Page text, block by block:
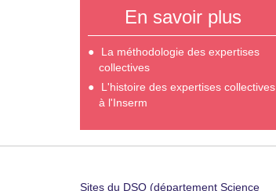
En savoir plus
La méthodologie des expertises
collectives
L'histoire des expertises collectives
à l'Inserm
Sites du DSO (département Science